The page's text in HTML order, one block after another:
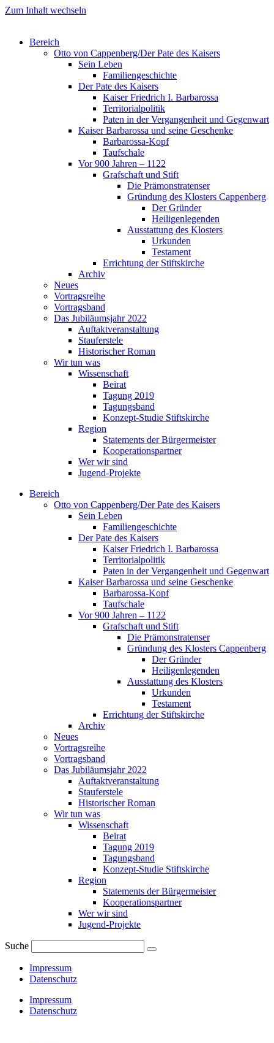
Zum Inhalt wechseln
Bereich
Otto von Cappenberg/Der Pate des Kaisers
Sein Leben
Familiengeschichte
Der Pate des Kaisers
Kaiser Friedrich I. Barbarossa
Territorialpolitik
Paten in der Vergangenheit und Gegenwart
Kaiser Barbarossa und seine Geschenke
Barbarossa-Kopf
Taufschale
Vor 900 Jahren – 1122
Grafschaft und Stift
Die Prämonstratenser
Gründung des Klosters Cappenberg
Der Gründer
Heiligenlegenden
Ausstattung des Klosters
Urkunden
Testament
Errichtung der Stiftskirche
Archiv
Neues
Vortragsreihe
Vortragsband
Das Jubiläumsjahr 2022
Auftaktveranstaltung
Stauferstele
Historischer Roman
Wir tun was
Wissenschaft
Beirat
Tagung 2019
Tagungsband
Konzept-Studie Stiftskirche
Region
Statements der Bürgermeister
Kooperationspartner
Wer wir sind
Jugend-Projekte
Bereich
Otto von Cappenberg/Der Pate des Kaisers
Sein Leben
Familiengeschichte
Der Pate des Kaisers
Kaiser Friedrich I. Barbarossa
Territorialpolitik
Paten in der Vergangenheit und Gegenwart
Kaiser Barbarossa und seine Geschenke
Barbarossa-Kopf
Taufschale
Vor 900 Jahren – 1122
Grafschaft und Stift
Die Prämonstratenser
Gründung des Klosters Cappenberg
Der Gründer
Heiligenlegenden
Ausstattung des Klosters
Urkunden
Testament
Errichtung der Stiftskirche
Archiv
Neues
Vortragsreihe
Vortragsband
Das Jubiläumsjahr 2022
Auftaktveranstaltung
Stauferstele
Historischer Roman
Wir tun was
Wissenschaft
Beirat
Tagung 2019
Tagungsband
Konzept-Studie Stiftskirche
Region
Statements der Bürgermeister
Kooperationspartner
Wer wir sind
Jugend-Projekte
Suche
Impressum
Datenschutz
Impressum
Datenschutz